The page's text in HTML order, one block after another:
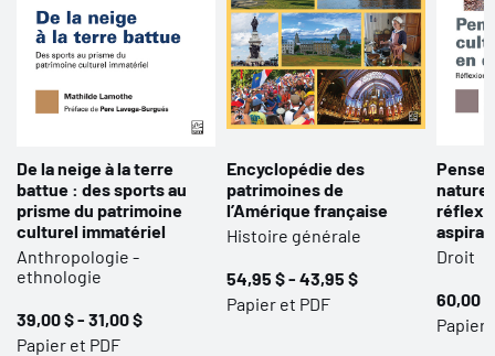
De la neige à la terre
battue : des sports au
prisme du patrimoine
culturel immatériel
Anthropologie -
ethnologie
39,00 $ - 31,00 $
Papier et PDF
Encyclopédie des
patrimoines de
l’Amérique française
Histoire générale
54,95 $ - 43,95 $
Papier et PDF
nature
Droit
60,00
Papier